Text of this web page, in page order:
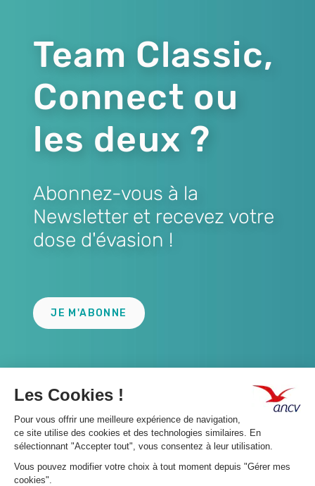
Team Classic,
Connect ou
les deux ?
Abonnez-vous à la
Newsletter et recevez votre
dose d'évasion !
JE M'ABONNE